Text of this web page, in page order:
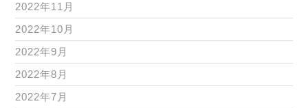
2022年11月
2022年10月
2022年9月
2022年8月
2022年7月